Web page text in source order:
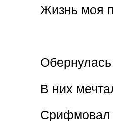
Жизнь моя
В них
Срифмовал